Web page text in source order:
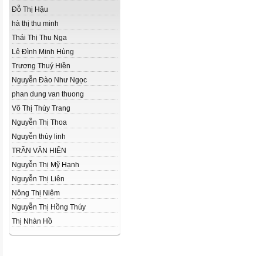
Đỗ Thị Hậu
hà thị thu minh
Thái Thị Thu Nga
Lê Đình Minh Hùng
Trương Thuý Hiền
Nguyễn Đào Như Ngọc
phan dung van thuong
Võ Thị Thùy Trang
Nguyễn Thị Thoa
Nguyễn thùy linh
TRẦN VĂN HIÊN
Nguyễn Thị Mỹ Hạnh
Nguyễn Thị Liên
Nông Thị Niêm
Nguyễn Thị Hồng Thúy
Thị Nhàn Hồ